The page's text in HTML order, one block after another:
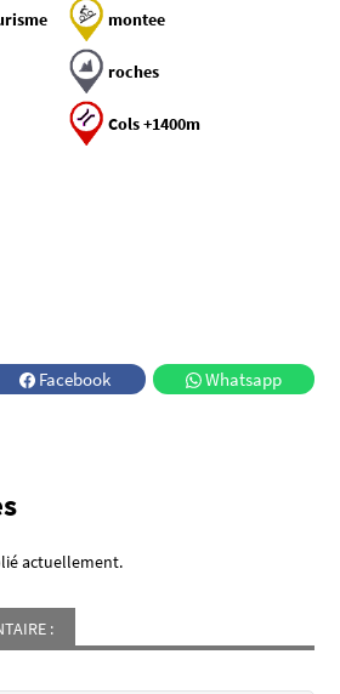
montee
roches
Cols +1400m
Facebook Whatsapp
actuellement.
: